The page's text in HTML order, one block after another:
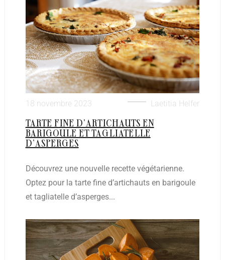
18 novembre 2023 Laetitia Helfer
TARTE FINE D’ARTICHAUTS EN
BARIGOULE ET TAGLIATELLE
D’ASPERGES
Découvrez une nouvelle recette végétarienne.
Optez pour la tarte fine d’artichauts en barigoule
et tagliatelle d’asperges...